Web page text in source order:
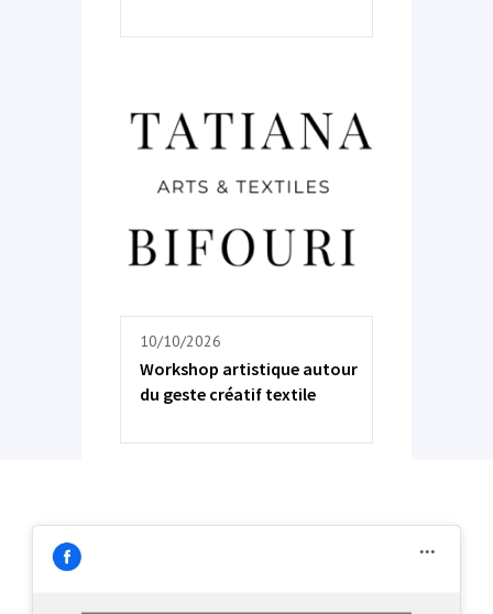
10/10/2026
Workshop artistique autour
du geste créatif textile